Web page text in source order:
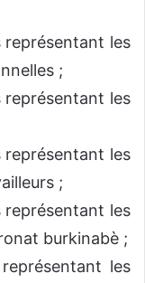
représentant les
;
représentant les
représentant les
;
représentant les
burkinabè ;
les